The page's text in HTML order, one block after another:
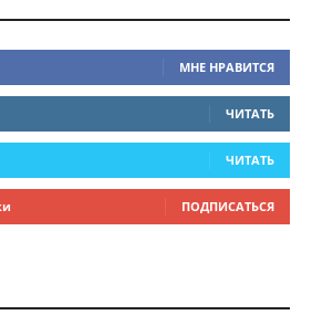
МНЕ НРАВИТСЯ
ЧИТАТЬ
ЧИТАТЬ
ПОДПИСАТЬСЯ